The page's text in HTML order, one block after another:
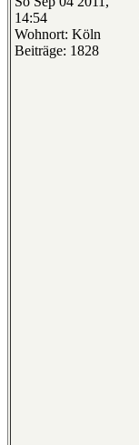
14:54
Wohnort: Köln
Beiträge: 1828